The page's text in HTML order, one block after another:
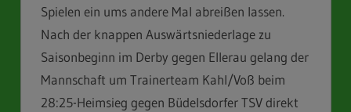
Spielen ein ums andere Mal abreißen lassen.
Nach der knappen Auswärtsniederlage zu
Saisonbeginn im Derby gegen Ellerau gelang der
Mannschaft um Trainerteam Kahl/Voß beim
28:25-Heimsieg gegen Büdelsdorfer TSV direkt